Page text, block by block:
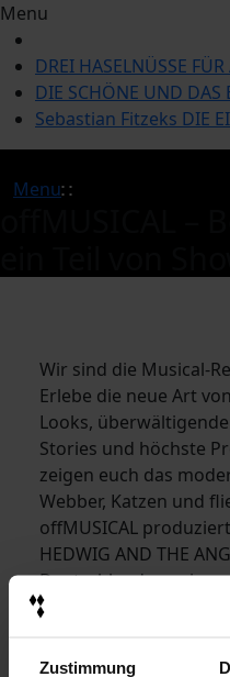
Zustimmung
Menu
DREI HASELNÜSSE
DIE SCHÖNE UND
Sebastian Fitzeks DIE
Menu
Wir sind die Musical-
Erlebe die neue Art
Looks,
Stories und höchste
zeigen euch das
Webber, Katzen und
offMUSICAL
HEDWIG AND THE
Deutschlandpremiere
AMERICAN IDIOT. Seit
größte Musical-Event